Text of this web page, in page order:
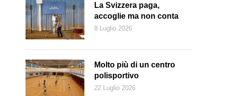
La Svizzera paga,
accoglie ma non conta
8 Luglio 2026
Molto più di un centro
polisportivo
22 Luglio 2026